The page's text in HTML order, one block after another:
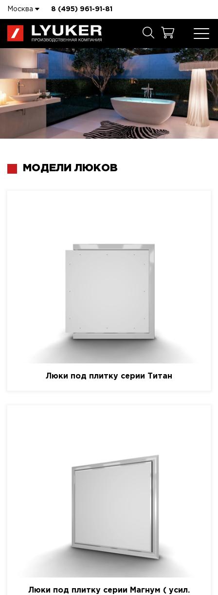
Москва 8 (495) 961-91-81
МОДЕЛИ ЛЮКОВ
Люки под плитку серии Титан
Люки под плитку серии Магнум ( усил.